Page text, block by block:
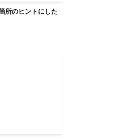
所のヒントにした